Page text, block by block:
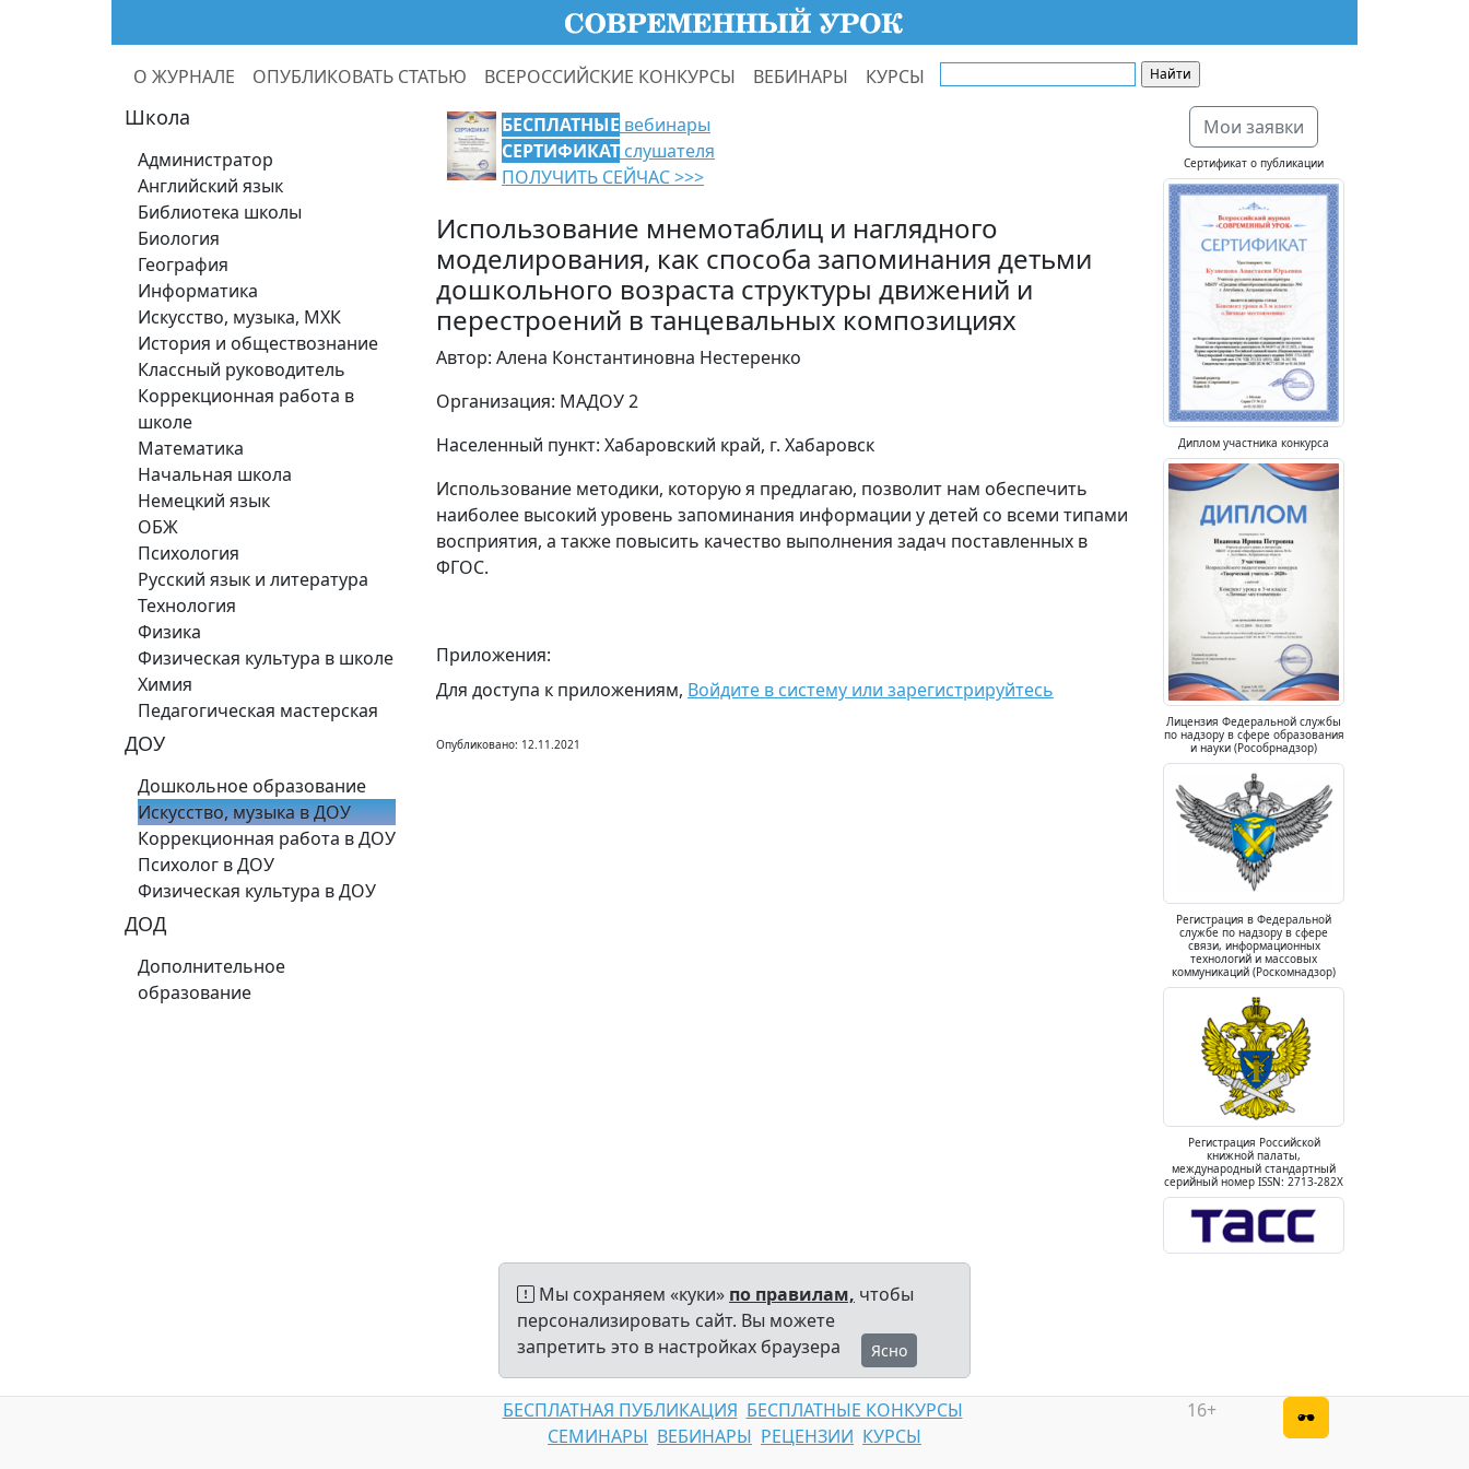
О ЖУРНАЛЕ ОПУБЛИКОВАТЬ СТАТЬЮ ВСЕРОССИЙСКИЕ КОНКУРСЫ ВЕБИНАРЫ КУРСЫ
Школа
Администратор
Английский язык
Библиотека школы
Биология
География
Информатика
Искусство, музыка, МХК
История и обществознание
Классный руководитель
Коррекционная работа в
школе
Математика
Начальная школа
Немецкий язык
ОБЖ
Психология
Русский язык и литература
Технология
Физика
Физическая культура в школе
Химия
Педагогическая мастерская
ДОУ
Дошкольное образование
Искусство, музыка в ДОУ
Коррекционная работа в ДОУ
Психолог в ДОУ
Физическая культура в ДОУ
ДОД
Дополнительное
образование
БЕСПЛАТНЫЕ вебинары
СЕРТИФИКАТ слушателя
ПОЛУЧИТЬ СЕЙЧАС >>>
Использование мнемотаблиц и наглядного
моделирования, как способа запоминания детьми
дошкольного возраста структуры движений и
перестроений в танцевальных композициях
Автор: Алена Константиновна Нестеренко
Организация: МАДОУ 2
Населенный пункт: Хабаровский край, г. Хабаровск
Использование методики, которую я предлагаю, позволит нам обеспечить
наиболее высокий уровень запоминания информации у детей со всеми типами
восприятия, а также повысить качество выполнения задач поставленных в
ФГОС.
Приложения:
Для доступа к приложениям, Войдите в систему или зарегистрируйтесь
Опубликовано: 12.11.2021
Мои заявки
Сертификат о публикации
Диплом участника конкурса
Лицензия Федеральной службы
по надзору в сфере образования
и науки (Рособрнадзор)
Регистрация в Федеральной
службе по надзору в сфере
связи, информационных
технологий и массовых
коммуникаций (Роскомнадзор)
Регистрация Российской
книжной палаты,
международный стандартный
серийный номер ISSN: 2713-282X
Мы сохраняем «куки» по правилам, чтобы
персонализировать сайт. Вы можете
запретить это в настройках браузера
Ясно
БЕСПЛАТНАЯ ПУБЛИКАЦИЯ БЕСПЛАТНЫЕ КОНКУРСЫ
СЕМИНАРЫ ВЕБИНАРЫ РЕЦЕНЗИИ КУРСЫ
16+